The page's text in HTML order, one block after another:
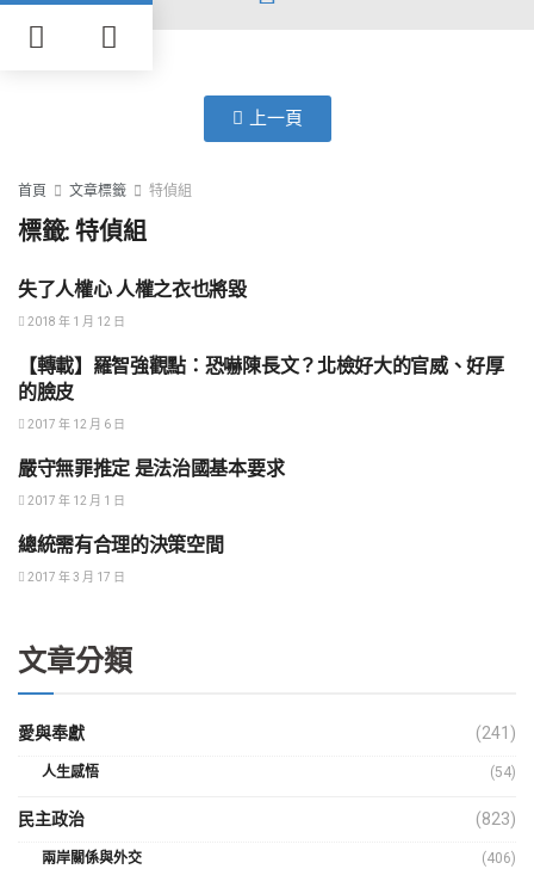
上一頁
首頁 文章標籤 特偵組
標籤:特偵組
兩岸關係與外交
失了人權心 人權之衣也將毀
2018 年 1 月 12 日
法治建設
【轉載】羅智強觀點：恐嚇陳長文？北檢好大的官威、好厚
的臉皮
2017 年 12 月 6 日
法治建設
嚴守無罪推定 是法治國基本要求
2017 年 12 月 1 日
社會正義
總統需有合理的決策空間
2017 年 3 月 17 日
文章分類
愛與奉獻 (241)
人生感悟 (54)
民主政治 (823)
兩岸關係與外交 (406)